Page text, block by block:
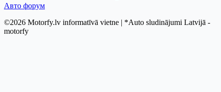
Авто форум
©2026 Motorfy.lv informatīvā vietne | *Auto sludinājumi Latvijā -
motorfy